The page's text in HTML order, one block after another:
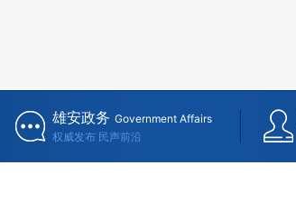
雄安政务 Government Affairs
权威发布 民声前沿